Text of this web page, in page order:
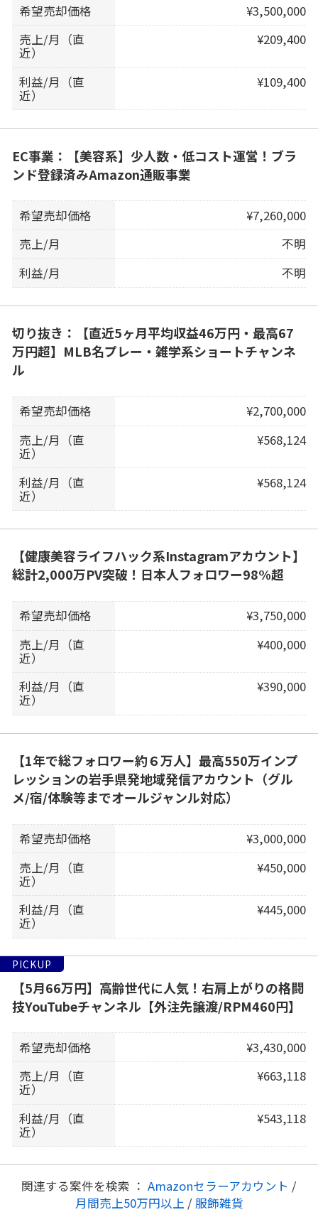
希望売却価格
¥3,500,000
売上/月（直
近）
¥209,400
利益/月（直
近）
¥109,400
EC事業：【美容系】少人数・低コスト運営！ブラ
ンド登録済みAmazon通販事業
希望売却価格
¥7,260,000
売上/月
不明
利益/月
不明
切り抜き：【直近5ヶ月平均収益46万円・最高67
万円超】MLB名プレー・雑学系ショートチャンネ
ル
希望売却価格
¥2,700,000
売上/月（直
近）
¥568,124
利益/月（直
近）
¥568,124
【健康美容ライフハック系Instagramアカウント】
総計2,000万PV突破！日本人フォロワー98%超
希望売却価格
¥3,750,000
売上/月（直
近）
¥400,000
利益/月（直
近）
¥390,000
【1年で総フォロワー約６万人】最高550万インプ
レッションの岩手県発地域発信アカウント（グル
メ/宿/体験等までオールジャンル対応）
希望売却価格
¥3,000,000
売上/月（直
近）
¥450,000
利益/月（直
近）
¥445,000
PICKUP
【5月66万円】高齢世代に人気！右肩上がりの格闘
技YouTubeチャンネル【外注先譲渡/RPM460円】
希望売却価格
¥3,430,000
売上/月（直
近）
¥663,118
利益/月（直
近）
¥543,118
関連する案件を検索 ： Amazonセラーアカウント /
月間売上50万円以上 / 服飾雑貨